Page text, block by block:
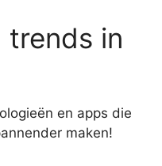
trends in
en apps die
maken!